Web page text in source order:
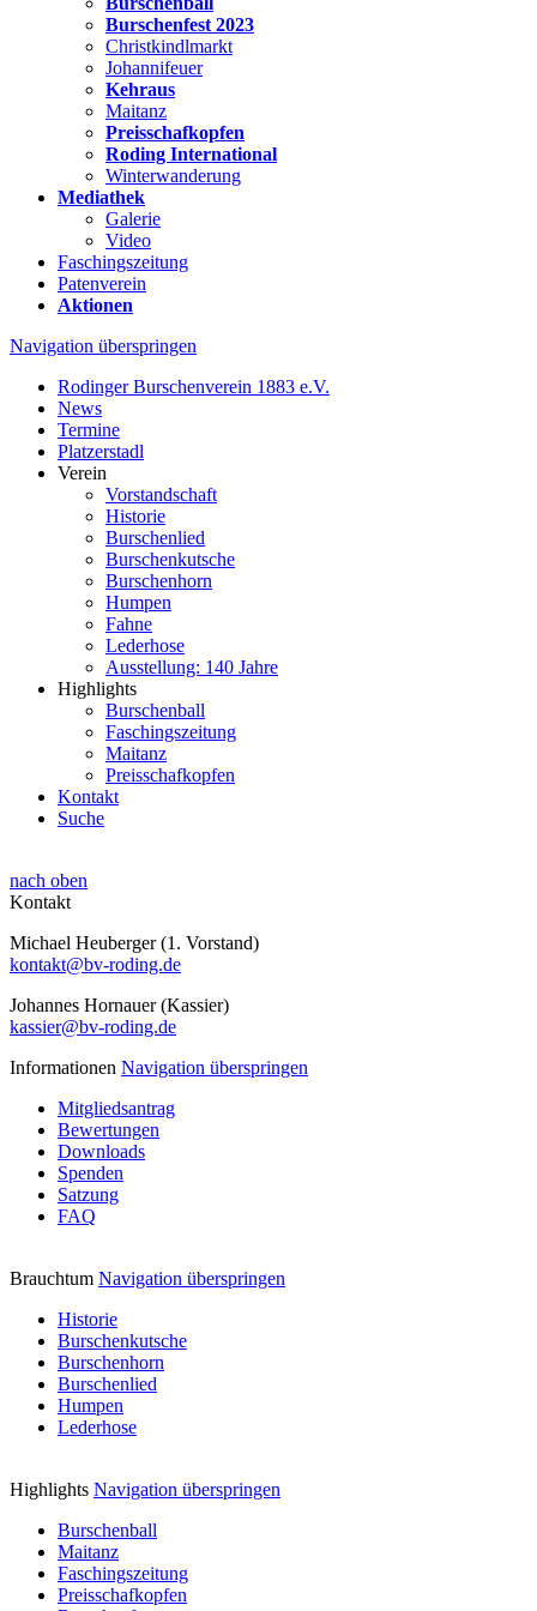
Burschenfest 2023
Christkindlmarkt
Johannifeuer
Kehraus
Maitanz
Preisschafkopfen
Roding International
Winterwanderung
Mediathek
Galerie
Video
Faschingszeitung
Patenverein
Aktionen
Navigation überspringen
Rodinger Burschenverein 1883 e.V.
News
Termine
Platzerstadl
Verein
Vorstandschaft
Historie
Burschenlied
Burschenkutsche
Burschenhorn
Humpen
Fahne
Lederhose
Ausstellung: 140 Jahre
Highlights
Burschenball
Faschingszeitung
Maitanz
Preisschafkopfen
Kontakt
Suche
nach oben
Kontakt
Michael Heuberger (1. Vorstand)
kontakt@bv-roding.de
Johannes Hornauer (Kassier)
kassier@bv-roding.de
Informationen Navigation überspringen
Mitgliedsantrag
Bewertungen
Downloads
Spenden
Satzung
FAQ
Brauchtum Navigation überspringen
Historie
Burschenkutsche
Burschenhorn
Burschenlied
Humpen
Lederhose
Highlights Navigation überspringen
Burschenball
Maitanz
Faschingszeitung
Preisschafkopfen